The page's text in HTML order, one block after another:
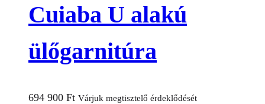
Cuiaba U alakú
ülőgarnitúra
694 900 Ft Várjuk megtisztelő érdeklődését